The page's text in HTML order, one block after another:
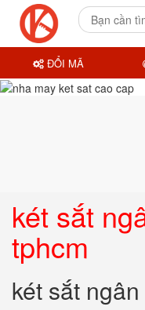
két sắt
tphcm
két sắt
ĐỔI MÃ